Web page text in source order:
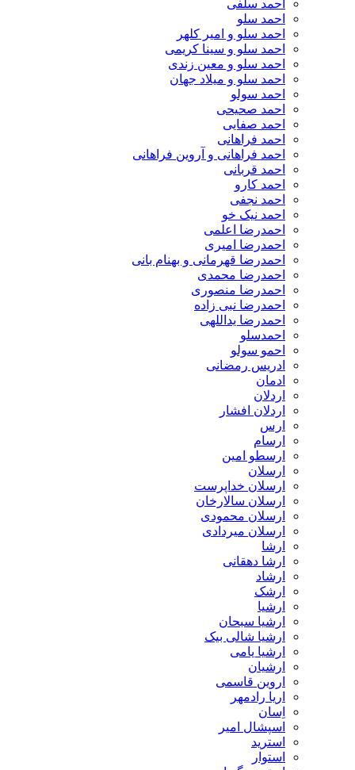
احمد سلفی
احمد سلو
احمد سلو و امیر کلهر
احمد سلو و سینا کریمی
احمد سلو و معین زندی
احمد سلو و میلاد جهان
احمد سولو
احمد صحیحی
احمد صفایی
احمد فراهانی
احمد فراهانی و آروین فراهانی
احمد قربانی
احمد کارو
احمد نجفی
احمد نیک خو
احمدرضا اعلمی
احمدرضا امیری
احمدرضا قهرمانی و بهنام بانی
احمدرضا محمدی
احمدرضا منصوری
احمدرضا نبی زاده
احمدرضا یداللهی
احمدسلو
احمو سولو
ادریس رمضانی
ادمان
اردلان
اردلان افشار
ارس
ارسام
ارسطو امین
ارسلان
ارسلان خداپرست
ارسلان سالارخان
ارسلان محمودی
ارسلان میردادی
ارشا
ارشا دهقانی
ارشاد
ارشک
ارشیا
ارشیا سبحان
ارشیا شالی بیک
ارشیا یامی
ارشیان
اروین قاسمی
اریا رادمهر
اِسان
اسپشال امیر
استرید
استوار